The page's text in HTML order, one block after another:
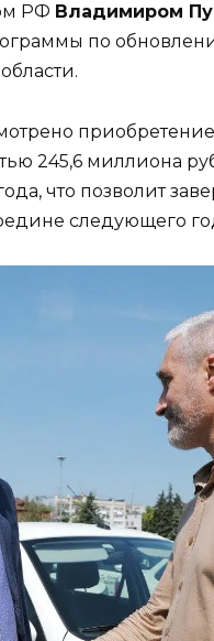
РФ Владимиром
по
245,6 миллиона
что позволит
следующего